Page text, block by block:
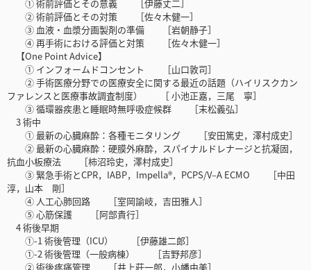
① 術前評価とその意義 ［伊藤丈二］
② 術前評価とその対策 ［佐々木健一］
③ 血液・血漿分画製剤の準備 ［岩朝静子］
④ 再手術における評価と対策 ［佐々木健一］
【One Point Advice】
① インフォームドコンセント ［山口敦司］
② 手術医療分野での医療安全に関する最近の話題（ハイリスクカン
ファレンスと医療事故調査制度） ［ 小池正嘉，三尾 寧］
③ 循環器疾患と睡眠時無呼吸症候群 ［末松義弘］
3 術中
① 最新の心臓麻酔：各種モニタリング ［安田篤史，澤村成史］
② 最新の心臓麻酔：硬膜外麻酔，スパイナルドレナージと抗凝固，
抗血小板療法 ［柿沼玲史，澤村成史］
③ 緊急手術とCPR，IABP，Impella®，PCPS/V–A ECMO ［中田
淳，山本 剛］
④ 人工心肺回路 ［室岡諭岐，吉田雅人］
⑤ 心筋保護 ［阿部貴行］
4 術後早期
①-1 術後管理（ICU） ［伊藤雄二郎］
①-2 術後管理（一般病棟） ［吉野邦彦］
② 術後疼痛管理 ［井上莊一郎，小幡由美］